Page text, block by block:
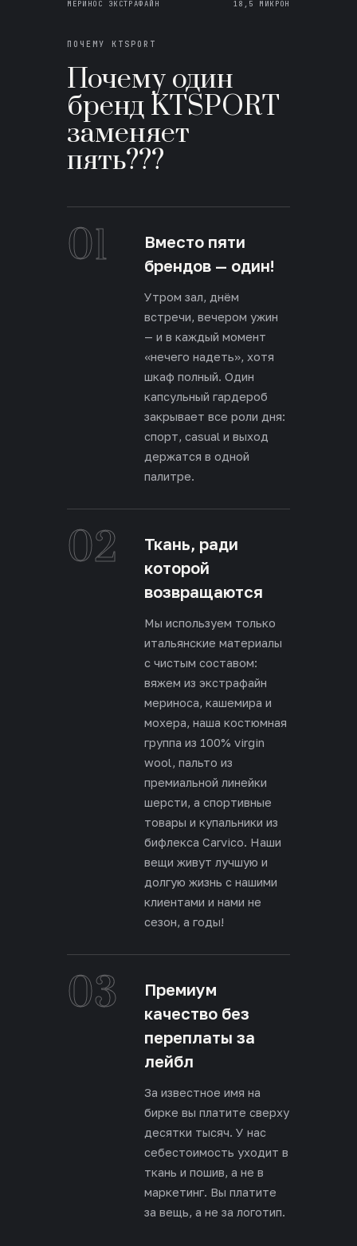
МЕРИНОС ЭКСТРАФАЙН 18,5 МИКРОН
ПОЧЕМУ KTSPORT
Почему один
бренд KTSPORT
заменяет
пять???
01
Вместо пяти
брендов — один!
Утром зал, днём
встречи, вечером ужин
— и в каждый момент
«нечего надеть», хотя
шкаф полный. Один
капсульный гардероб
закрывает все роли дня:
спорт, casual и выход
держатся в одной
палитре.
02
Ткань, ради
которой
возвращаются
Мы используем только
итальянские материалы
с чистым составом:
вяжем из экстрафайн
мериноса, кашемира и
мохера, наша костюмная
группа из 100% virgin
wool, пальто из
премиальной линейки
шерсти, а спортивные
товары и купальники из
бифлекса Carvico. Наши
вещи живут лучшую и
долгую жизнь с нашими
клиентами и нами не
сезон, а годы!
03
Премиум
качество без
переплаты за
лейбл
За известное имя на
бирке вы платите сверху
десятки тысяч. У нас
себестоимость уходит в
ткань и пошив, а не в
маркетинг. Вы платите
за вещь, а не за логотип.